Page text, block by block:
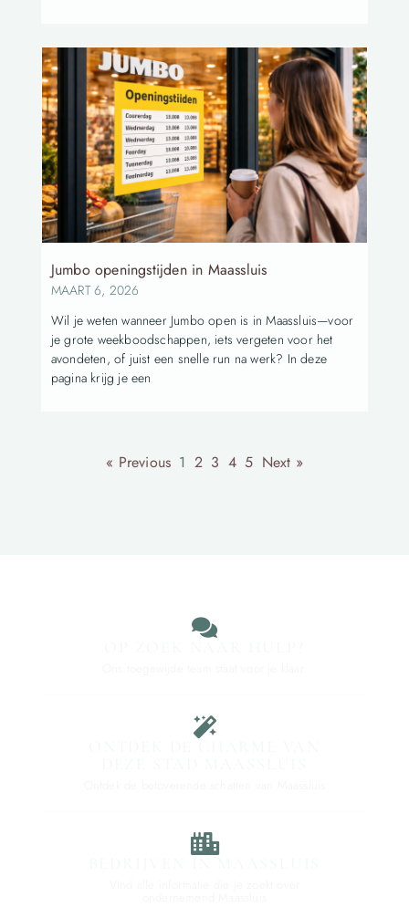
Jumbo openingstijden in Maassluis
MAART 6, 2026
Wil je weten wanneer Jumbo open is in Maassluis—voor
je grote weekboodschappen, iets vergeten voor het
avondeten, of juist een snelle run na werk? In deze
pagina krijg je een
« Previous 1 2 3 4 5 Next »